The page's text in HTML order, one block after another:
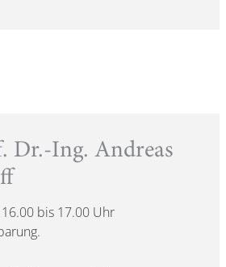
Dr.-Ing. Andreas
bis 17.00 Uhr